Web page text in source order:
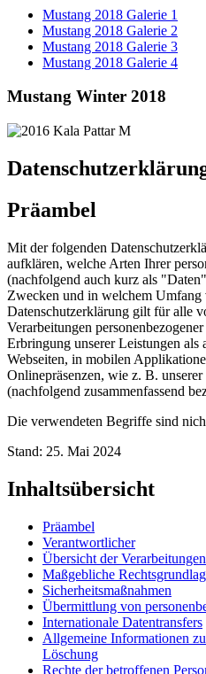
Mustang 2018 Galerie 1
Mustang 2018 Galerie 2
Mustang 2018 Galerie 3
Mustang 2018 Galerie 4
Mustang Winter 2018
Präambel
Mit der folgenden
aufklären, welche Arten Ihrer
(nachfolgend auch kurz als
Zwecken und in welchem Umfang
Datenschutzerklärung gilt für alle
Verarbeitungen
Erbringung unserer Leistungen als
Webseiten, in mobilen
Onlinepräsenzen, wie z. B.
(nachfolgend zusammenfassend
Die verwendeten Begriffe sind
Stand: 25. Mai 2024
Inhaltsübersicht
Präambel
Verantwortlicher
Übersicht der Verarbeitungen
Maßgebliche
Sicherheitsmaßnahmen
Übermittlung von
Internationale Datentransfers
Allgemeine Informationen
Löschung
Rechte der betroffenen